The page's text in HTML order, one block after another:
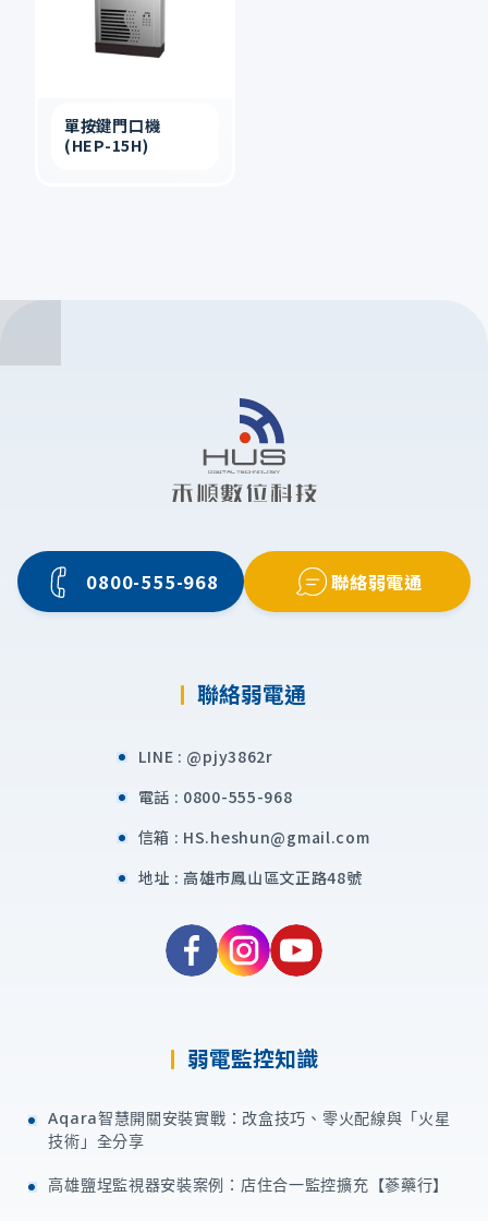
單按鍵門口機
(HEP-15H)
聯絡弱電通
LINE : @pjy3862r
電話 : 0800-555-968
信箱 : HS.heshun@gmail.com
地址 :高雄市鳳山區文正路48號
0800-555-968 聯絡弱電通
弱電監控知識
Aqara智慧開關安裝實戰：改盒技巧、零火配線與「火星
技術」全分享
高雄鹽埕監視器安裝案例：店住合一監控擴充【蔘藥行】